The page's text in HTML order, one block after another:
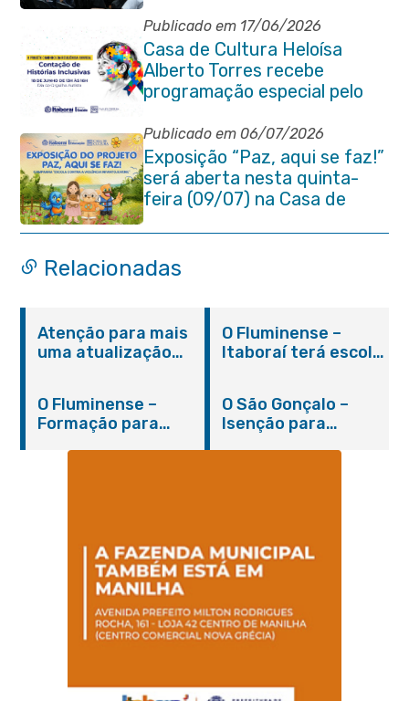
criatividade em Itaboraí
Publicado em 17/06/2026
Casa de Cultura Heloísa
Alberto Torres recebe
programação especial pelo
Publicado em 06/07/2026
Exposição “Paz, aqui se faz!”
será aberta nesta quinta-
feira (09/07) na Casa de
Cultura Heloísa Alberto
Torres
Relacionadas
Atenção para mais
uma atualização
em Itaboraí (24/05)
O Fluminense –
Itaboraí terá escola
março
O Fluminense –
Formação para
O São Gonçalo –
Isenção para